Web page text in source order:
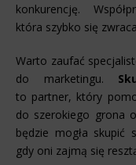
konkurencję.
która szybko się
Warto zaufać
do marketingu.
to partner, który
do szerokiego grona
będzie mogła
gdy oni zajmą się